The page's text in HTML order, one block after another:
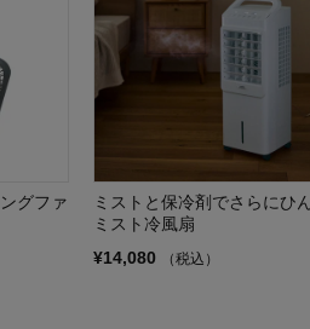
グファ
ミストと保冷剤でさらにひ
ミスト冷風扇
¥14,080
（税込）